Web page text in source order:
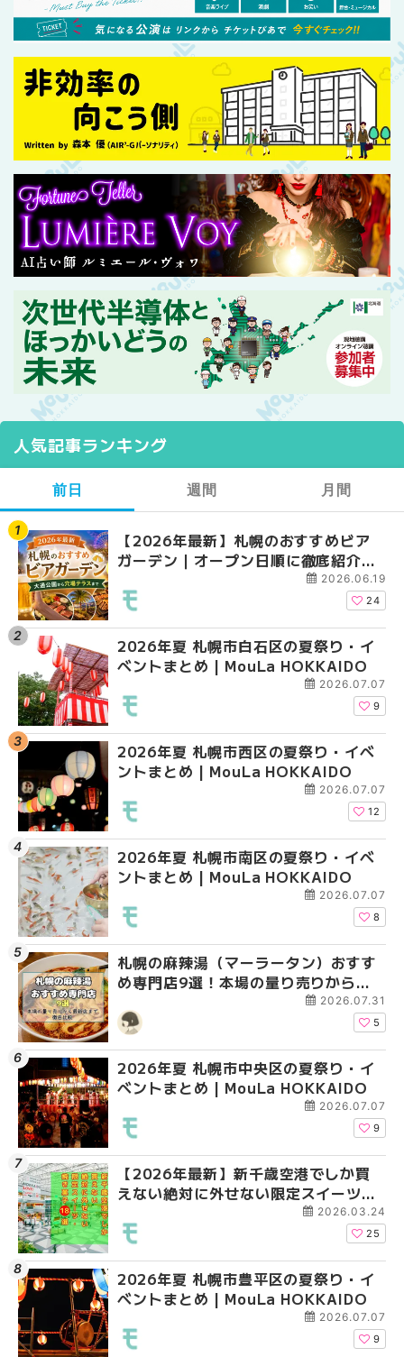
人気記事ランキング
前日
【2026年最新】札幌のおすすめビア
ガーデン｜オープン日順に徹底紹介！
大通公園から穴場テラスまで | MouLa
HOKKAIDO
2026.06.19
24
2026年夏 札幌市白石区の夏祭り・イ
ベントまとめ | MouLa HOKKAIDO
2026.07.07
9
2026年夏 札幌市西区の夏祭り・イベ
ントまとめ | MouLa HOKKAIDO
2026.07.07
12
2026年夏 札幌市南区の夏祭り・イベ
ントまとめ | MouLa HOKKAIDO
2026.07.07
8
札幌の麻辣湯（マーラータン）おすす
め専門店9選！本場の量り売りから最
新店まで徹底比較 | MouLa
HOKKAIDO
2026.07.31
5
2026年夏 札幌市中央区の夏祭り・イ
ベントまとめ | MouLa HOKKAIDO
2026.07.07
9
【2026年最新】新千歳空港でしか買
えない絶対に外せない限定スイーツ・
焼き菓子18選 | MouLa HOKKAIDO
2026.03.24
25
2026年夏 札幌市豊平区の夏祭り・イ
ベントまとめ | MouLa HOKKAIDO
2026.07.07
9
週間
【2026年最新】札幌
ガーデン｜オープン日
大通公園から穴場テ
2026年夏 札幌市西区
ントまとめ | MouLa
2026年夏 札幌市北区
ントまとめ | MouLa
2026年夏 札幌市手稲
ベントまとめ |
2026年夏 札幌市白石
ベントまとめ |
2026年夏 札幌市清田
ベントまとめ |
2026年夏 札幌市南区
ントまとめ | MouLa
2026年夏 札幌市豊平
ベントまとめ |
月間
【2026年最新】札幌
ガーデン｜オープン日
大通公園から穴場テ
2026年夏 札幌市北区
ントまとめ | MouLa
2026年夏 札幌市西区
ントまとめ | MouLa
2026年夏 札幌市白石
ベントまとめ |
2026年夏 札幌市手稲
ベントまとめ |
札幌の麻辣湯（マーラ
め専門店6選！本場の
新店まで徹底比較 |
2026年夏 札幌市清田
ベントまとめ |
【2026年最新】新千
えない絶対に外せない
焼き菓子18選 |